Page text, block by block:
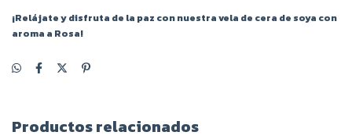
¡Relájate y disfruta de la paz con nuestra vela de cera de soya con
aroma a Rosa!
Productos relacionados